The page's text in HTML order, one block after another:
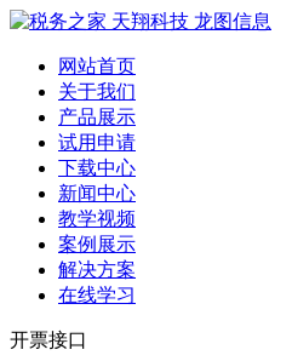
网站首页
关于我们
产品展示
试用申请
下载中心
新闻中心
教学视频
案例展示
解决方案
在线学习
开票接口